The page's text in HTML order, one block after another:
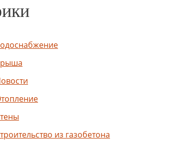
из газобетона